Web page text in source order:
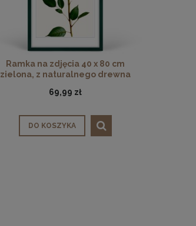
Ramka na zdjęcia 40 x 80 cm
zielona, z naturalnego drewna
69,99 zł
DO KOSZYKA